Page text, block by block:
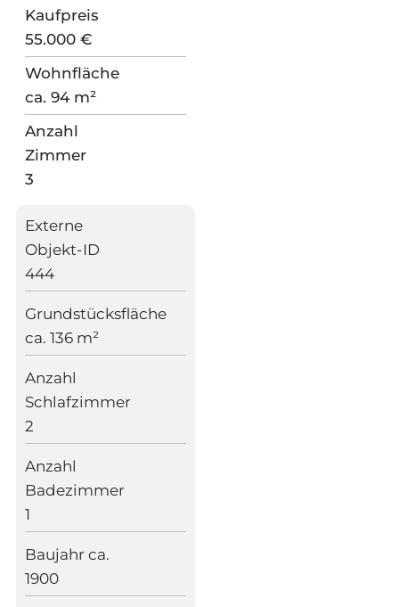
Kaufpreis
55.000 €
Wohnfläche
ca. 94 m²
Anzahl
Zimmer
3
Externe
Objekt-ID
444
Grundstücksfläche
ca. 136 m²
Anzahl
Schlafzimmer
2
Anzahl
Badezimmer
1
Baujahr ca.
1900